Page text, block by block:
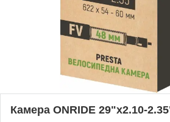
Камера ONRIDE 29"x2.10-